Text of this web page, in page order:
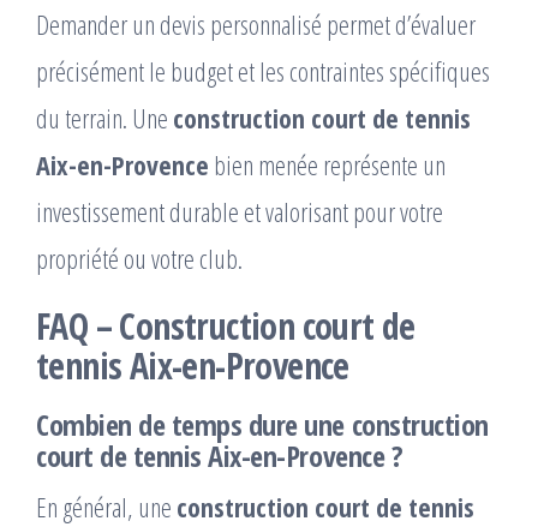
Demander un devis personnalisé permet d’évaluer
précisément le budget et les contraintes spécifiques
du terrain. Une construction court de tennis
Aix-en-Provence bien menée représente un
investissement durable et valorisant pour votre
propriété ou votre club.
FAQ – Construction court de
tennis Aix-en-Provence
Combien de temps dure une construction
court de tennis Aix-en-Provence ?
En général, une construction court de tennis